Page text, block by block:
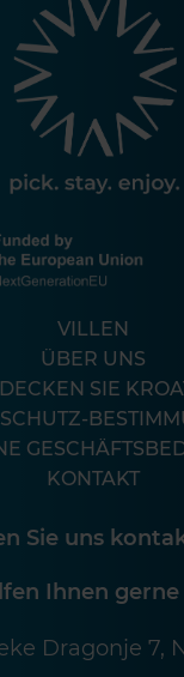
VILLEN
ÜBER UNS
SIE
KONTAKT
Sie uns
Ihnen
Dragonje 7,